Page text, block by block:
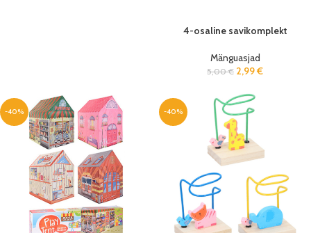
4-osaline savikomplekt
Mänguasjad
5,00€ 2,99€
-40% -40%